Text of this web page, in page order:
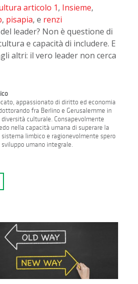
articolo 1, Insieme,
, pisapia, e renzi
leader? Non è questione di
e capacità di includere. E
altri: il vero leader non cerca
appassionato di diritto ed economia
fra Berlino e Gerusalemme in
culturale. Consapevolmente
nella capacità umana di superare la
limbico e ragionevolmente spero
umano integrale.